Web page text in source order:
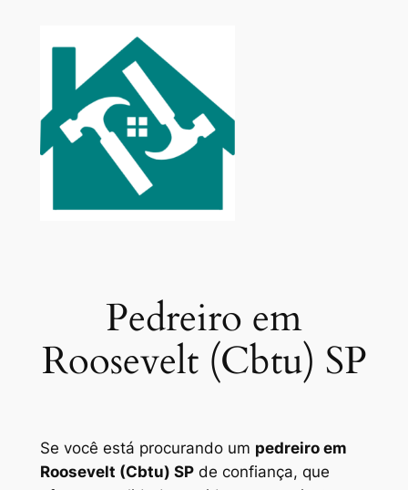
conteúdo
Pedreiro em
Roosevelt (Cbtu) SP
Se você está procurando um pedreiro em
Roosevelt (Cbtu) SPde confiança, que